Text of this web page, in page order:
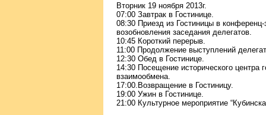
Вторник 19 ноября 2013г.
07:00 Завтрак в Гостинице.
08:30 Приезд из Гостиницы в
возобновления заседания делегатов.
10:45 Короткий перерыв.
11:00 Продолжение выступлений
12:30 Обед в Гостинице.
14:30 Посещение исторического центра
взаимообмена.
17:00.Возвращение в Гостиницу.
19:00 Ужин в Гостинице.
21:00 Культурное мероприятие